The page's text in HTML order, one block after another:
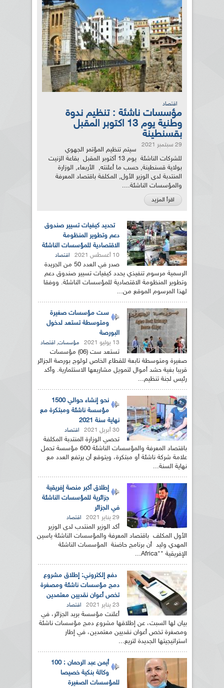
اقتصاد
مؤسسات ناشئة : تنظيم ندوة
وطنية يوم 13 اكتوبر المقبل
بقسنطينة
29 سبتمبر 2021
سيتم تنظيم المؤتمر الجهوي
للشركات الناشئة يوم 13 أكتوبر المقبل بقاعة الزنيت
بولاية قسنطينة, حسب ما أعلنته, الأربعاء, الوزارة
المنتدبة لدى الوزير الأول, المكلفة باقتصاد المعرفة
والمؤسسات الناشئة....
اقرأ المزيد
تحديد كيفيات تسيير صندوق
دعم وتطوير المنظومة
الاقتصادية للمؤسسات الناشئة
10 أغسطس 2021 اقتصاد
صدر في العدد 50 من الجريدة
الرسمية مرسوم تنفيذي يحدد كيفيات تسيير صندوق دعم
وتطوير المنظومة الاقتصادية للمؤسسات الناشئة. ووفقا
لهذا المرسوم الموقع من...
سـت مؤسسات صغيرة
ومتوسطة تستعد لدخول
البورصة
13 يوليو 2021 مؤسسات, اقتصاد
تستعد ست (06) مؤسسات
صغيرة ومتوسطة تابعة للقطاع الخاص لولوج بورصة الجزائر
قريبا بغية حشد أموال لتمويل مشاريعها الاستثمارية. وأكد
رئيس لجنة تنظيم...
نحو إنشاء حوالي 1500
مؤسسة ناشئة ومبتكرة مع
نهاية سنة 2021
30 أبريل 2021 اقتصاد
تحصي الوزارة المنتدبة المكلفة
باقتصاد المعرفة والمؤسسات الناشئة 600 مؤسسة تحمل
علامة شركة ناشئة أو مبتكرة، ويتوقع أن يرتفع العدد مع
نهاية السنة...
إطلاق أكبر منصة إفريقية
جزائرية للمؤسسات الناشئة
في الجزائر
29 يناير 2021 اقتصاد
أكد الوزير المنتدب لدى الوزير
الأول المكلف باقتصاد المعرفة والمؤسسات الناشئة ياسين
المهدي وليد أن برنامج حاضنة المؤسسات الناشئة
الإفريقية ""Africa...
دفع إلكتروني: إطلاق مشروع
دمج مؤسسات ناشئة ومصغرة
تخص أعوان نقديين معتمدين
23 يناير 2021 اقتصاد
أعلنت مؤسسة بريد الجزائر، في
بيان لها السبت، عن إطلاقها مشروع دمج مؤسسات ناشئة
ومصغرة تخص أعوان نقديين معتمدين، في إطار
استراتيجيتها الجديدة لتريع...
أيمن عبد الرحمان : 100
وكالة بنكية خصيصا
للمؤسسات الصغيرة